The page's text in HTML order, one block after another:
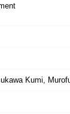
Kumi,